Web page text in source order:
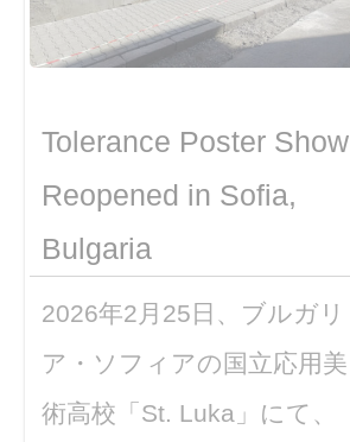
Tolerance Poster Show
Reopened in Sofia,
Bulgaria
2026年2月25日、ブルガリ
ア・ソフィアの国立応用美
術高校「St. Luka」にて、